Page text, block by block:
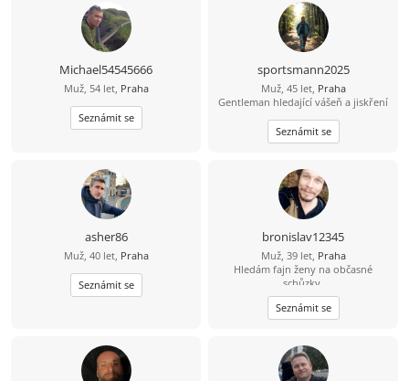
vážně a nechce si jen dopisovat ale
chce a je ochotná vyměnit písmenka
za realné/osobní seznámení. Pokud
ještě existuje slečna/žena která má
stejný pohled a názor na věc, tak
budu moc rád když my napíšeš a
třeba se domluvíme rovnou na
schůzce nebo si vyměníme kontakt.
Každopádně mé Tel.číslo 735731152.
Stačí napsat a ja se ozvu...:-))...
Michael54545666
Muž, 54 let, Praha
Seznámit se
sportsmann2025
Muž, 45 let, Praha
Gentleman hledající vášeň a jiskření
Seznámit se
asher86
Muž, 40 let, Praha
Seznámit se
bronislav12345
Muž, 39 let, Praha
Hledám fajn ženy na občasné
schůzky.
Seznámit se